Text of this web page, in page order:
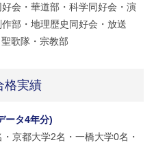
会・華道部・科学同好会・演
部・地理歴史同好会・放送
歌隊・宗教部
格実績
ータ4年分)
京都大学2名・一橋大学0名・